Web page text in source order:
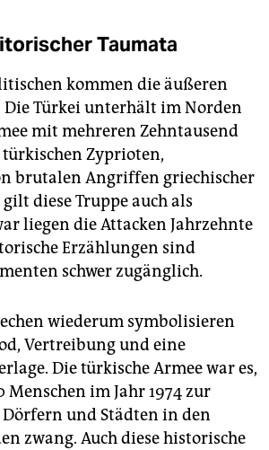
Taumata
kommen die äußeren
Die Türkei unterhält im Norden
mit mehreren Zehntausend
türkischen Zyprioten,
brutalen Angriffen griechischer
diese Truppe auch als
liegen die Attacken Jahrzehnte
Erzählungen sind
schwer zugänglich.
wiederum symbolisieren
Vertreibung und eine
Die türkische Armee war es,
Menschen im Jahr 1974 zur
und Städten in den
zwang. Auch diese historische